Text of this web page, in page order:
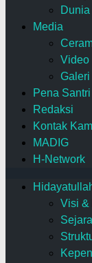
Media
Video
Galeri
Pena Santri
Redaksi
Kontak
MADIG
H-Network
Visi &